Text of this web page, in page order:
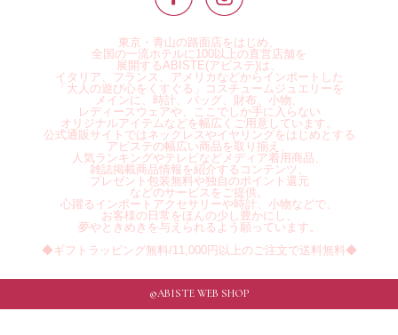
東京・青山の路面店をはじめ、
全国の一流ホテルに100以上の直営店舗を
展開するABISTE(アビステ)は、
イタリア、フランス、アメリカなどからインポートした
「大人の遊び心をくすぐる」コスチュームジュエリーを
メインに、時計、バッグ、財布、小物、
レディースウェアや、ここでしか手に入らない
オリジナルアイテムなどを幅広くご用意しています。
公式通販サイトではネックレスやイヤリングをはじめとする
アビステの幅広い商品を取り揃え、
人気ランキングやテレビなどメディア着用商品、
雑誌掲載商品情報を紹介するコンテンツ、
プレゼント包装無料や独自のポイント還元
などのサービスをご提供。
心躍るインポートアクセサリーや時計、小物などで、
お客様の日常をほんの少し豊かにし、
夢やときめきを与えられるよう願っています。
◆ギフトラッピング無料/11,000円以上のご注文で送料無料◆
©ABISTE WEB SHOP